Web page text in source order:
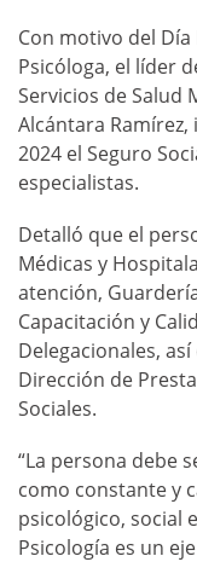
Con motivo del
Psicóloga, el líder
Servicios de Salud
Alcántara
2024 el Seguro
especialistas.
Detalló que el
Médicas y
atención,
Capacitación y
Delegacionales,
Dirección de
Sociales.
“La persona debe
como constante y
psicológico, social
Psicología es un